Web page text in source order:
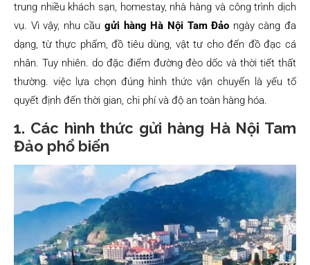
trung nhiều khách sạn, homestay, nhà hàng và công trình dịch
vụ. Vì vậy, nhu cầugửi hàng Hà Nội Tam Đảo ngày càng đa
dạng, từ thực phẩm, đồ tiêu dùng, vật tư cho đến đồ đạc cá
nhân. Tuy nhiên. do đặc điểm đường đèo dốc và thời tiết thất
thường. việc lựa chọn đúng hình thức vận chuyển là yếu tố
quyết định đến thời gian, chi phí và độ an toàn hàng hóa.
1. Các hình thức gửi hàng Hà Nội Tam
Đảo phổ biến